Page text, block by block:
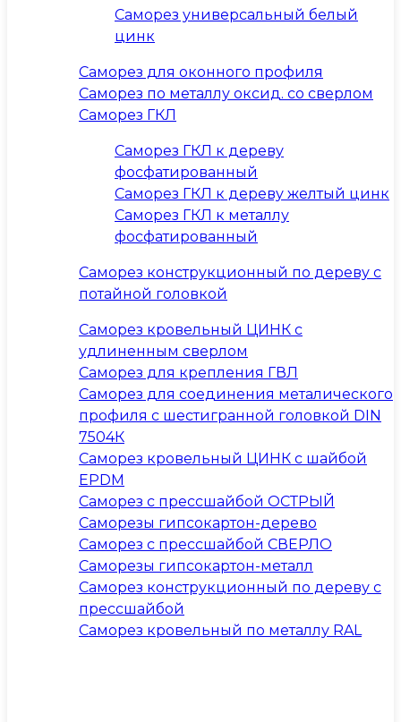
Саморез универсальный белый
цинк
Саморез для оконного профиля
Саморез по металлу оксид. со сверлом
Саморез ГКЛ
Саморез ГКЛ к дереву
фосфатированный
Саморез ГКЛ к дереву желтый цинк
Саморез ГКЛ к металлу
фосфатированный
Саморез конструкционный по дереву с
потайной головкой
Саморез кровельный ЦИНК с
удлиненным сверлом
Саморез для крепления ГВЛ
Саморез для соединения металического
профиля с шестигранной головкой DIN
7504К
Саморез кровельный ЦИНК с шайбой
EPDM
Саморез с прессшайбой ОСТРЫЙ
Саморезы гипсокартон-дерево
Саморез с прессшайбой СВЕРЛО
Саморезы гипсокартон-металл
Саморез конструкционный по дереву с
прессшайбой
Саморез кровельный по металлу RAL